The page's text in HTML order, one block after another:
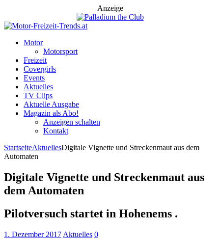
Anzeige
Motor
Motorsport
Freizeit
Covergirls
Events
Aktuelles
TV Clips
Aktuelle Ausgabe
Magazin als Abo!
Anzeigen schalten
Kontakt
StartseiteAktuellesDigitale Vignette und Streckenmaut aus dem
Automaten
Digitale Vignette und Streckenmaut aus
dem Automaten
Pilotversuch startet in Hohenems .
1. Dezember 2017 Aktuelles 0